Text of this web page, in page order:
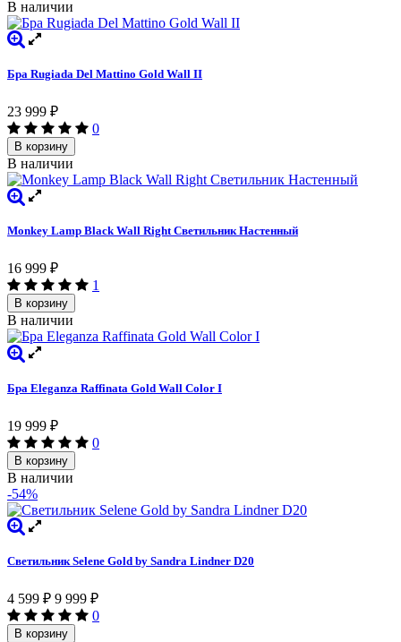
В наличии
Бра Rugiada Del Mattino Gold Wall II
23 999 ₽
0
В корзину
В наличии
Monkey Lamp Black Wall Right Светильник Настенный
16 999 ₽
1
В корзину
В наличии
Бра Eleganza Raffinata Gold Wall Сolor I
19 999 ₽
0
В корзину
В наличии
-54%
Светильник Selene Gold by Sandra Lindner D20
4 599 ₽ 9 999 ₽
0
В корзину